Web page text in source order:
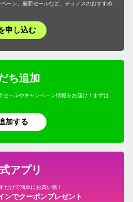
ーン、最新セールなど、ディノスのおすすめ
申し込む
ち追加
ールやキャンペーン情報をお届け！まずは
加する
アプリ
だけで簡単にお買い物！
ンでクーポンプレゼント